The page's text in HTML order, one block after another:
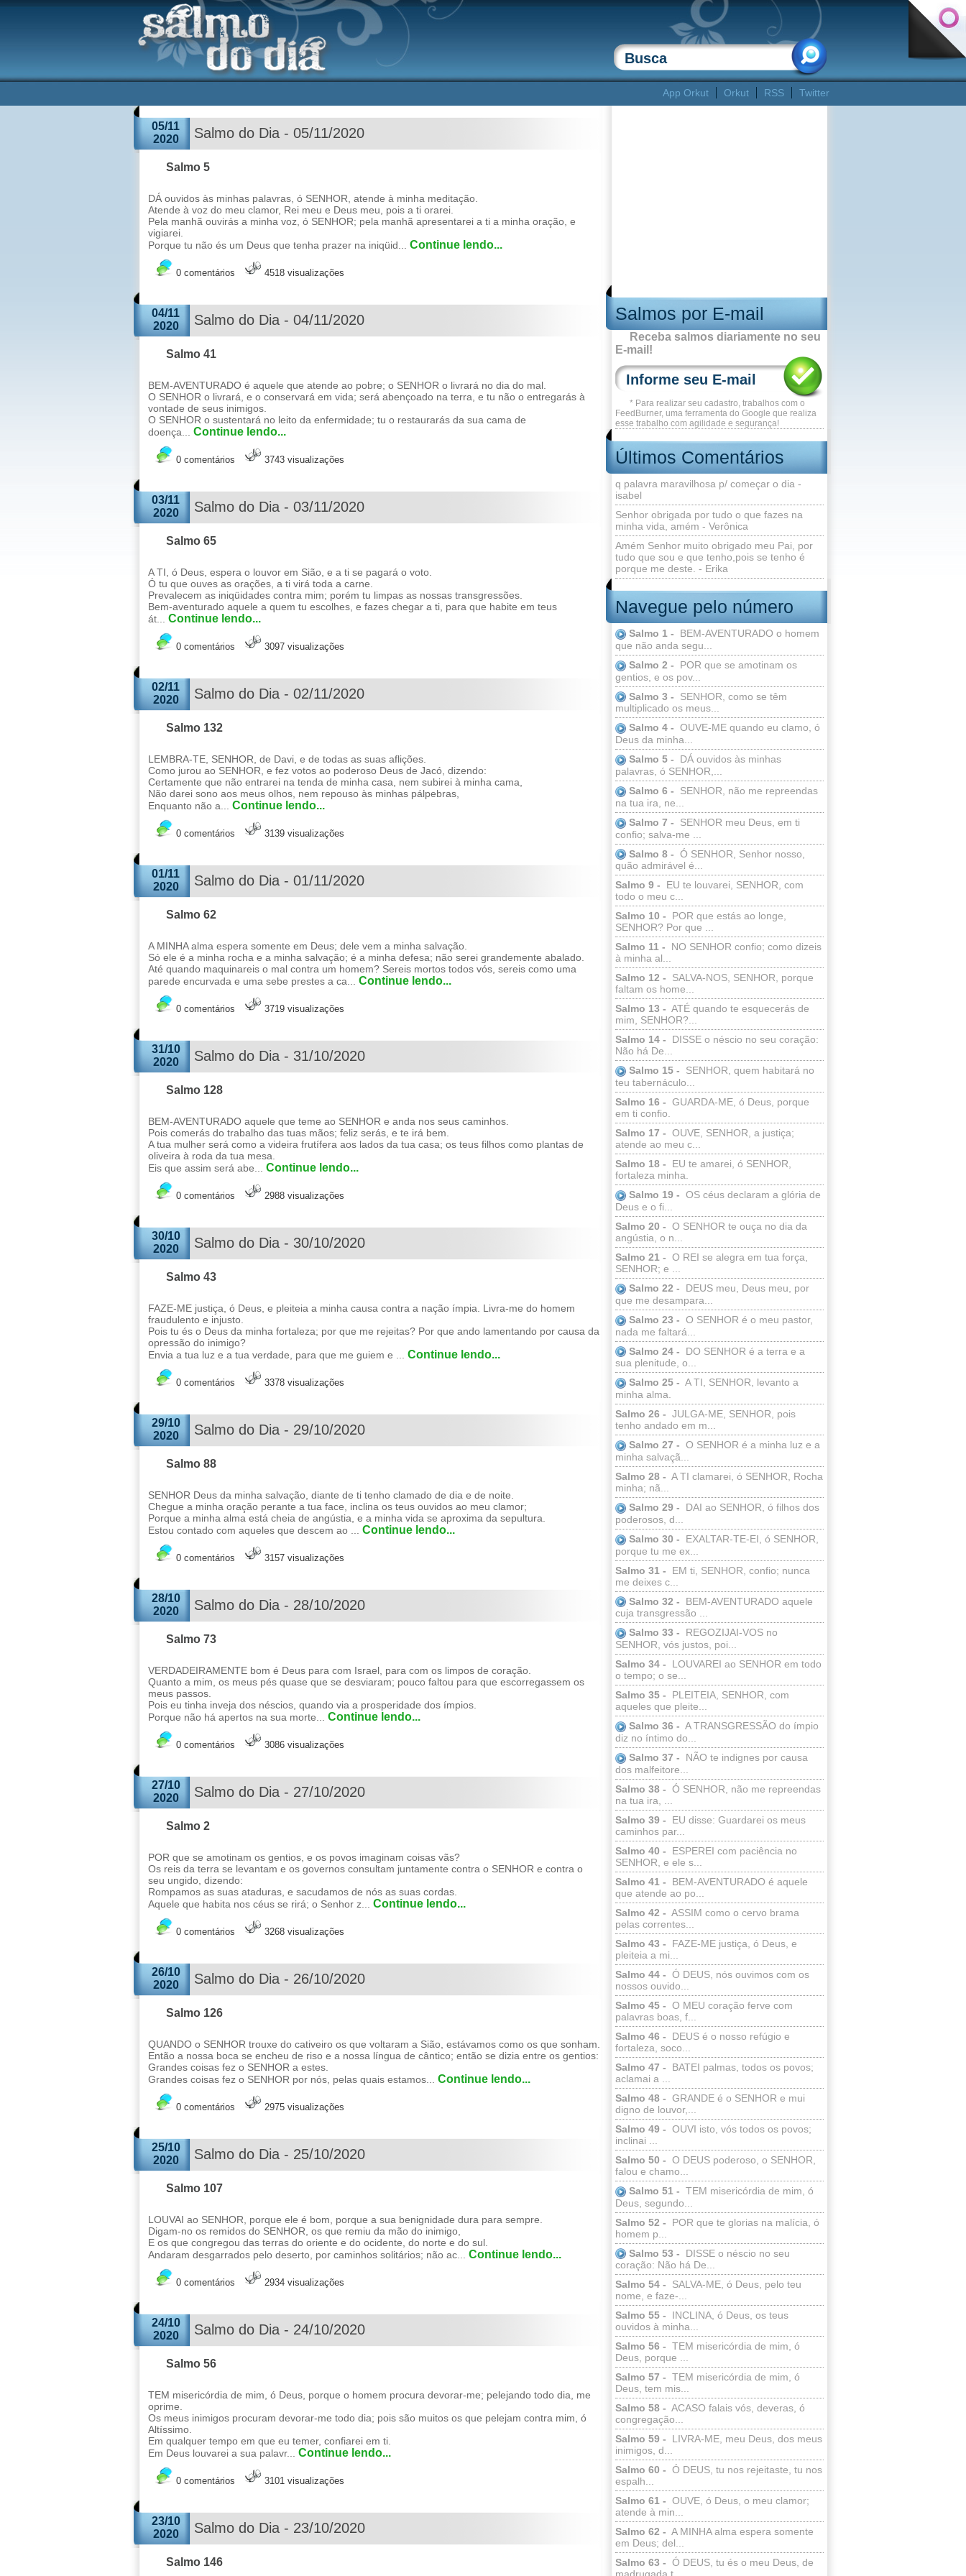
App Orkut Orkut RSS Twitter
Salmos por E-mail
Receba salmos diariamente no seu
E-mail!
* Para realizar seu cadastro, trabalhos com o
FeedBurner, uma ferramenta do Google que realiza
esse trabalho com agilidade e segurança!
Últimos Comentários
q palavra maravilhosa p/ começar o dia -
isabel
Senhor obrigada por tudo o que fazes na
minha vida, amém - Verônica
Amém Senhor muito obrigado meu Pai, por
tudo que sou e que tenho,pois se tenho é
porque me deste. - Erika
Navegue pelo número
Salmo 1 -
BEM-AVENTURADO o homem
que não anda segu...
Salmo 2 -
POR que se amotinam os
gentios, e os pov...
Salmo 3 -
SENHOR, como se têm
multiplicado os meus...
Salmo 4 - OUVE-ME quando eu clamo, ó
Deus da minha...
Salmo 5 -
DÁ ouvidos às minhas
palavras, ó SENHOR,...
Salmo 6 -
SENHOR, não me repreendas
na tua ira, ne...
Salmo 7 -
SENHOR meu Deus, em ti
confio; salva-me ...
Salmo 8 - Ó SENHOR, Senhor nosso,
quão admirável é...
Salmo 9 -
EU te louvarei, SENHOR, com
todo o meu c...
Salmo 10 -
POR que estás ao longe,
SENHOR? Por que ...
Salmo 11 -
NO SENHOR confio; como dizeis
à minha al...
Salmo 12 -
SALVA-NOS, SENHOR, porque
faltam os home...
Salmo 13 - ATÉ quando te esquecerás de
mim, SENHOR?...
Salmo 14 -
DISSE o néscio no seu coração:
Não há De...
Salmo 15 -
SENHOR, quem habitará no
teu tabernáculo...
Salmo 16 - GUARDA-ME, ó Deus, porque
em ti confio.
Salmo 17 - OUVE, SENHOR, a justiça;
atende ao meu c...
Salmo 18 -
EU te amarei, ó SENHOR,
fortaleza minha.
Salmo 19 - OS céus declaram a glória de
Deus e o fi...
Salmo 20 - O SENHOR te ouça no dia da
angústia, o n...
Salmo 21 - O REI se alegra em tua força,
SENHOR; e ...
Salmo 22 -
DEUS meu, Deus meu, por
que me desampara...
Salmo 23 - O SENHOR é o meu pastor,
nada me faltará...
Salmo 24 -
DO SENHOR é a terra e a
sua plenitude, o...
Salmo 25 - A TI, SENHOR, levanto a
minha alma.
Salmo 26 - JULGA-ME, SENHOR, pois
tenho andado em m...
Salmo 27 - O SENHOR é a minha luz e a
minha salvaçã...
Salmo 28 - A TI clamarei, ó SENHOR, Rocha
minha; nã...
Salmo 29 -
DAI ao SENHOR, ó filhos dos
poderosos, d...
Salmo 30 -
EXALTAR-TE-EI, ó SENHOR,
porque tu me ex...
Salmo 31 -
EM ti, SENHOR, confio; nunca
me deixes c...
Salmo 32 -
BEM-AVENTURADO aquele
cuja transgressão ...
Salmo 33 -
REGOZIJAI-VOS no
SENHOR, vós justos, poi...
Salmo 34 -
LOUVAREI ao SENHOR em todo
o tempo; o se...
Salmo 35 -
PLEITEIA, SENHOR, com
aqueles que pleite...
Salmo 36 - A TRANSGRESSÃO do ímpio
diz no íntimo do...
Salmo 37 -
NÃO te indignes por causa
dos malfeitore...
Salmo 38 - Ó SENHOR, não me repreendas
na tua ira, ...
Salmo 39 -
EU disse: Guardarei os meus
caminhos par...
Salmo 40 -
ESPEREI com paciência no
SENHOR, e ele s...
Salmo 41 -
BEM-AVENTURADO é aquele
que atende ao po...
Salmo 42 - ASSIM como o cervo brama
pelas correntes...
Salmo 43 -
FAZE-ME justiça, ó Deus, e
pleiteia a mi...
Salmo 44 - Ó DEUS, nós ouvimos com os
nossos ouvido...
Salmo 45 - O MEU coração ferve com
palavras boas, f...
Salmo 46 -
DEUS é o nosso refúgio e
fortaleza, soco...
Salmo 47 -
BATEI palmas, todos os povos;
aclamai a ...
Salmo 48 - GRANDE é o SENHOR e mui
digno de louvor,...
Salmo 49 - OUVI isto, vós todos os povos;
inclinai ...
Salmo 50 - O DEUS poderoso, o SENHOR,
falou e chamo...
Salmo 51 - TEM misericórdia de mim, ó
Deus, segundo...
Salmo 52 -
POR que te glorias na malícia, ó
homem p...
Salmo 53 -
DISSE o néscio no seu
coração: Não há De...
Salmo 54 -
SALVA-ME, ó Deus, pelo teu
nome, e faze-...
Salmo 55 -
INCLINA, ó Deus, os teus
ouvidos à minha...
Salmo 56 - TEM misericórdia de mim, ó
Deus, porque ...
Salmo 57 - TEM misericórdia de mim, ó
Deus, tem mis...
Salmo 58 - ACASO falais vós, deveras, ó
congregação...
Salmo 59 -
LIVRA-ME, meu Deus, dos meus
inimigos, d...
Salmo 60 - Ó DEUS, tu nos rejeitaste, tu nos
espalh...
Salmo 61 - OUVE, ó Deus, o meu clamor;
atende à min...
Salmo 62 - A MINHA alma espera somente
em Deus; del...
Salmo 63 - Ó DEUS, tu és o meu Deus, de
05/11
2020
Salmo do Dia - 05/11/2020
Salmo 5
DÁ ouvidos às minhas palavras, ó SENHOR, atende à minha meditação.
Atende à voz do meu clamor, Rei meu e Deus meu, pois a ti orarei.
Pela manhã ouvirás a minha voz, ó SENHOR; pela manhã apresentarei a ti a minha oração, e
vigiarei.
Porque tu não és um Deus que tenha prazer na iniqüid... Continue lendo...
0 comentários 4518 visualizações
04/11
2020
Salmo do Dia - 04/11/2020
Salmo 41
BEM-AVENTURADO é aquele que atende ao pobre; o SENHOR o livrará no dia do mal.
O SENHOR o livrará, e o conservará em vida; será abençoado na terra, e tu não o entregarás à
vontade de seus inimigos.
O SENHOR o sustentará no leito da enfermidade; tu o restaurarás da sua cama de
doença... Continue lendo...
0 comentários 3743 visualizações
03/11
2020
Salmo do Dia - 03/11/2020
Salmo 65
A TI, ó Deus, espera o louvor em Sião, e a ti se pagará o voto.
Ó tu que ouves as orações, a ti virá toda a carne.
Prevalecem as iniqüidades contra mim; porém tu limpas as nossas transgressões.
Bem-aventurado aquele a quem tu escolhes, e fazes chegar a ti, para que habite em teus
át... Continue lendo...
0 comentários 3097 visualizações
02/11
2020
Salmo do Dia - 02/11/2020
Salmo 132
LEMBRA-TE, SENHOR, de Davi, e de todas as suas aflições.
Como jurou ao SENHOR, e fez votos ao poderoso Deus de Jacó, dizendo:
Certamente que não entrarei na tenda de minha casa, nem subirei à minha cama,
Não darei sono aos meus olhos, nem repouso às minhas pálpebras,
Enquanto não a... Continue lendo...
0 comentários 3139 visualizações
01/11
2020
Salmo do Dia - 01/11/2020
Salmo 62
A MINHA alma espera somente em Deus; dele vem a minha salvação.
Só ele é a minha rocha e a minha salvação; é a minha defesa; não serei grandemente abalado.
Até quando maquinareis o mal contra um homem? Sereis mortos todos vós, sereis como uma
parede encurvada e uma sebe prestes a ca... Continue lendo...
0 comentários 3719 visualizações
31/10
2020
Salmo do Dia - 31/10/2020
Salmo 128
BEM-AVENTURADO aquele que teme ao SENHOR e anda nos seus caminhos.
Pois comerás do trabalho das tuas mãos; feliz serás, e te irá bem.
A tua mulher será como a videira frutífera aos lados da tua casa; os teus filhos como plantas de
oliveira à roda da tua mesa.
Eis que assim será abe... Continue lendo...
0 comentários 2988 visualizações
30/10
2020
Salmo do Dia - 30/10/2020
Salmo 43
FAZE-ME justiça, ó Deus, e pleiteia a minha causa contra a nação ímpia. Livra-me do homem
fraudulento e injusto.
Pois tu és o Deus da minha fortaleza; por que me rejeitas? Por que ando lamentando por causa da
opressão do inimigo?
Envia a tua luz e a tua verdade, para que me guiem e ... Continue lendo...
0 comentários 3378 visualizações
29/10
2020
Salmo do Dia - 29/10/2020
Salmo 88
SENHOR Deus da minha salvação, diante de ti tenho clamado de dia e de noite.
Chegue a minha oração perante a tua face, inclina os teus ouvidos ao meu clamor;
Porque a minha alma está cheia de angústia, e a minha vida se aproxima da sepultura.
Estou contado com aqueles que descem ao ... Continue lendo...
0 comentários 3157 visualizações
28/10
2020
Salmo do Dia - 28/10/2020
Salmo 73
VERDADEIRAMENTE bom é Deus para com Israel, para com os limpos de coração.
Quanto a mim, os meus pés quase que se desviaram; pouco faltou para que escorregassem os
meus passos.
Pois eu tinha inveja dos néscios, quando via a prosperidade dos ímpios.
Porque não há apertos na sua morte... Continue lendo...
0 comentários 3086 visualizações
27/10
2020
Salmo do Dia - 27/10/2020
Salmo 2
POR que se amotinam os gentios, e os povos imaginam coisas vãs?
Os reis da terra se levantam e os governos consultam juntamente contra o SENHOR e contra o
seu ungido, dizendo:
Rompamos as suas ataduras, e sacudamos de nós as suas cordas.
Aquele que habita nos céus se rirá; o Senhor z... Continue lendo...
0 comentários 3268 visualizações
26/10
2020
Salmo do Dia - 26/10/2020
Salmo 126
QUANDO o SENHOR trouxe do cativeiro os que voltaram a Sião, estávamos como os que sonham.
Então a nossa boca se encheu de riso e a nossa língua de cântico; então se dizia entre os gentios:
Grandes coisas fez o SENHOR a estes.
Grandes coisas fez o SENHOR por nós, pelas quais estamos... Continue lendo...
0 comentários 2975 visualizações
25/10
2020
Salmo do Dia - 25/10/2020
Salmo 107
LOUVAI ao SENHOR, porque ele é bom, porque a sua benignidade dura para sempre.
Digam-no os remidos do SENHOR, os que remiu da mão do inimigo,
E os que congregou das terras do oriente e do ocidente, do norte e do sul.
Andaram desgarrados pelo deserto, por caminhos solitários; não ac... Continue lendo...
0 comentários 2934 visualizações
24/10
2020
Salmo do Dia - 24/10/2020
Salmo 56
TEM misericórdia de mim, ó Deus, porque o homem procura devorar-me; pelejando todo dia, me
oprime.
Os meus inimigos procuram devorar-me todo dia; pois são muitos os que pelejam contra mim, ó
Altíssimo.
Em qualquer tempo em que eu temer, confiarei em ti.
Em Deus louvarei a sua palavr... Continue lendo...
0 comentários 3101 visualizações
23/10
2020
Salmo do Dia - 23/10/2020
Salmo 146